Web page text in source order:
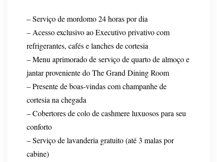
– Serviço de mordomo 24 horas por dia
– Acesso exclusivo ao Executivo privativo com
refrigerantes, cafés e lanches de cortesia
– Menu aprimorado de serviço de quarto de almoço e
jantar proveniente do The Grand Dining Room
– Presente de boas-vindas com champanhe de
cortesia na chegada
– Cobertores de colo de cashmere luxuosos para seu
conforto
– Serviço de lavanderia gratuito (até 3 malas por
cabine)